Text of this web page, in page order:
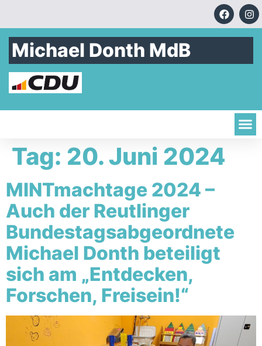
Michael Donth MdB
Tag: 20. Juni 2024
MINTmachtage 2024 –
Auch der Reutlinger
Bundestagsabgeordnete
Michael Donth beteiligt
sich am „Entdecken,
Forschen, Freisein!“